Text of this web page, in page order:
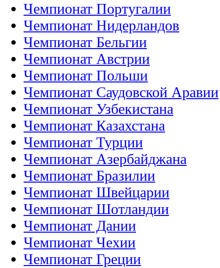
Чемпионат Португалии
Чемпионат Нидерландов
Чемпионат Бельгии
Чемпионат Австрии
Чемпионат Польши
Чемпионат Саудовской Аравии
Чемпионат Узбекистана
Чемпионат Казахстана
Чемпионат Турции
Чемпионат Азербайджана
Чемпионат Бразилии
Чемпионат Швейцарии
Чемпионат Шотландии
Чемпионат Дании
Чемпионат Чехии
Чемпионат Греции